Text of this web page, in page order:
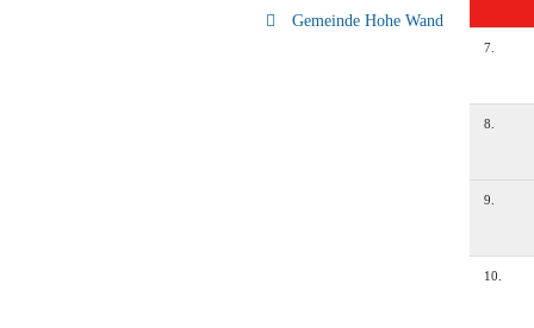
7
8
9
10
Gemeinde Hohe Wand